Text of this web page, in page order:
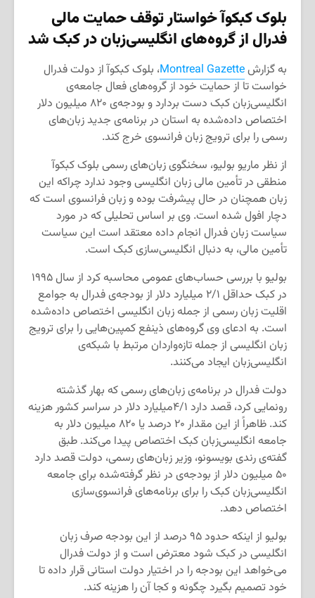
بلوک کبکوآ خواستار توقف حمایت مالی
فدرال از گروه‌های انگلیسی‌زبان در کبک شد
به گزارشMontreal Gazette، بلوک کبکوآ از دولت فدرال
خواست تا از حمایت خود از گروه‌های فعال جامعه‌ی
انگلیسی‌زبان کبک دست بردارد و بودجه‌ی ۸۲۰ میلیون دلار
اختصاص داده‌شده به استان در برنامه‌ی جدید زبان‌های
رسمی را برای ترویج زبان فرانسوی خرج کند.
از نظر ماریو بولیو، سخنگوی زبان‌های رسمی بلوک کبکوآ
منطقی در تأمین مالی زبان انگلیسی وجود ندارد چراکه این
زبان همچنان در حال پیشرفت بوده و زبان فرانسوی است که
دچار افول شده است. وی بر اساس تحلیلی که در مورد
سیاست زبان فدرال انجام داده معتقد است این سیاست
تأمین مالی، به دنبال انگلیسی‌سازی کبک است.
بولیو با بررسی حساب‌های عمومی محاسبه کرد از سال ۱۹۹۵
در کبک حداقل ۲/۱ میلیارد دلار از بودجه‌ی فدرال به جوامع
اقلیت زبان رسمی از جمله زبان انگلیسی اختصاص داده‌شده
است. به ادعای وی گروه‌های ذینفع کمپین‌هایی را برای ترویج
زبان انگلیسی از جمله تازه‌واردان مرتبط با شبکه‌ی
انگلیسی‌زبان ایجاد می‌کنند.
دولت فدرال در برنامه‌ی زبان‌های رسمی که بهار گذشته
رونمایی کرد، قصد دارد ۴/۱میلیارد دلار در سراسر کشور هزینه
کند. ظاهراً از این مقدار ۲۰ درصد یا ۸۲۰ میلیون دلار به
جامعه انگلیسی‌زبان کبک اختصاص پیدا می‌کند. طبق
گفته‌ی رندی بویسونو، وزیر زبان‌های رسمی، دولت قصد دارد
۵۰ میلیون دلار از بودجه‌ی در نظر گرفته‌شده برای جامعه
انگلیسی‌زبان کبک را برای برنامه‌های فرانسوی‌سازی
اختصاص دهد.
بولیو از اینکه حدود ۹۵ درصد از این بودجه صرف زبان
انگلیسی در کبک شود معترض است و از دولت فدرال
می‌خواهد این بودجه را در اختیار دولت استانی قرار داده تا
خود تصمیم بگیرد چگونه و کجا آن را هزینه کند.